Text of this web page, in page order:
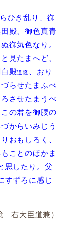
ひき乱り、御
殿、御色真青
御気色なり。
見たまへど、
殿道隆
、おり
らせたまふべ
させたまうべ
の君を御腰の
からいみじう
おもしろく、
ことのほかま
思したり。父
すずろに感じ
右大臣道兼）